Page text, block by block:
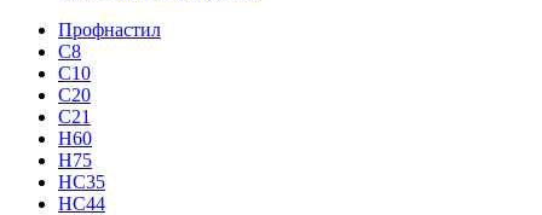
Профнастил
С8
С10
С20
С21
H60
H75
HС35
НС44